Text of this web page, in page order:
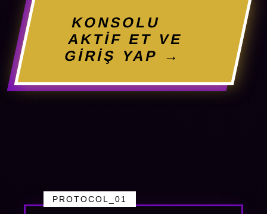
KONSOLU
AKTİF ET VE
GİRİŞ YAP →
PROTOCOL_01